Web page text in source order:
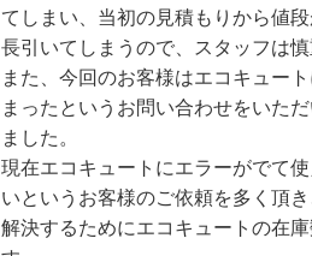
てしまい、当初の見積もりから値
長引いてしまうので、スタッフは慎
また、今回のお客様はエコキュー
まったというお問い合わせをいた
ました。
現在エコキュートにエラーがでて
いというお客様のご依頼を多く頂
解決するためにエコキュートの在